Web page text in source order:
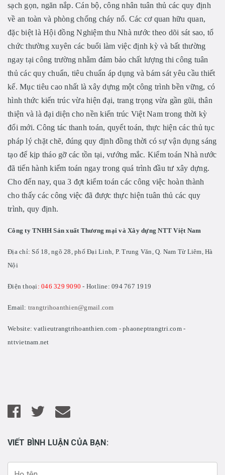
sạch gọn, ngăn nắp. Cán bộ, công nhân tuân thủ các quy định
về an toàn và phòng chống cháy nổ. Các cơ quan hữu quan,
đặc biệt là Hội đồng Nghiệm thu Nhà nước theo dõi sát sao, tổ
chức thường xuyên các buổi làm việc định kỳ và bất thường
ngay tại công trường nhằm đảm bảo chất lượng thi công tuân
thủ các quy chuẩn, tiêu chuẩn áp dụng và bám sát yêu cầu thiết
kế. Mục tiêu cao nhất là xây dựng một công trình bền vững, có
hình thức kiến trúc vừa hiện đại, trang trọng vừa gần gũi, thân
thiện và là đại diện cho nền kiến trúc Việt Nam trong thời kỳ
đổi mới. Công tác thanh toán, quyết toán, thực hiện các thủ tục
pháp lý chặt chẽ, đúng quy định đồng thời có sự vận dụng sáng
tạo để kịp tháo gỡ các tồn tại, vướng mắc. Kiểm toán Nhà nước
đã tiến hành kiểm toán ngay trong quá trình đầu tư xây dựng.
Cho đến nay, qua 3 đợt kiểm toán các công việc hoàn thành
cho thấy các công việc đã được thực hiện tuân thủ các quy
trình, quy định.
Công ty TNHH Sản xuất Thương mại và Xây dựng NTT Việt Nam
Địa chỉ: Số 18, ngõ 28, phố Đại Linh, P. Trung Văn, Q. Nam Từ Liêm, Hà
Nội
Điện thoại : 046 329 9090 - Hotline: 094 767 1919
Email: trangtrihoanthien@gmail.com
Website: vatlieutrangtrihoanthien.com - phaoneptrangtri.com -
nttvietnam.net
VIẾT BÌNH LUẬN CỦA BẠN: